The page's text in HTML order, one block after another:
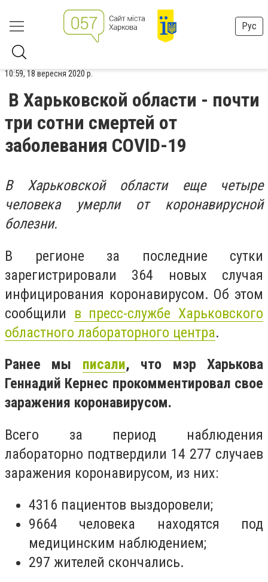
Рус
10:59, 18 вересня 2020 р.
В Харьковской области - почти
три сотни смертей от
заболевания COVID-19
В Харьковской области еще четыре
человека умерли от коронавирусной
болезни.
В регионе за последние сутки
зарегистрировали 364 новых случая
инфицирования коронавирусом. Об этом
сообщили в пресс-службе Харьковского
областного лабораторного центра.
Ранее мы писали, что мэр Харькова
Геннадий Кернес прокомментировал свое
заражения коронавирусом.
Всего за период наблюдения
лабораторно подтвердили 14 277 случаев
заражения коронавирусом, из них:
4316 пациентов выздоровели;
9664 человека находятся под
медицинским наблюдением;
297 жителей скончались.